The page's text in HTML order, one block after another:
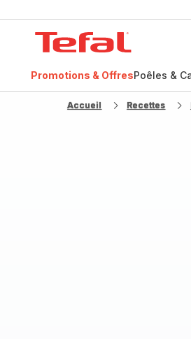
Promotions & OffresPoêles &
Accueil Recettes